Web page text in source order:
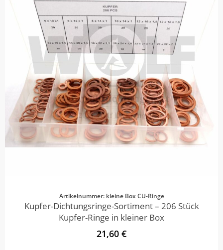
Artikelnummer: kleine Box CU-Ringe
Kupfer-Dichtungsringe-Sortiment – 206 Stück
Kupfer-Ringe in kleiner Box
21,60 €